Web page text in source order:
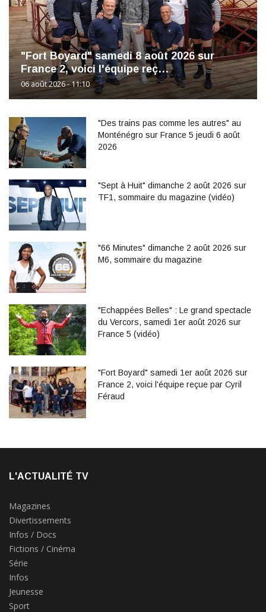
"Fort Boyard" samedi 8 août 2026 sur
France 2, voici l'équipe reç…
06 août 2026 - 11:10
"Des trains pas comme les autres" au
Monténégro sur France 5 jeudi 6 août
2026
"Sept à Huit" dimanche 2 août 2026 sur
TF1, sommaire du magazine (vidéo)
"66 Minutes" dimanche 2 août 2026 sur
M6, sommaire du magazine
"Echappées Belles" : Le grand spectacle
du Vercors, samedi 1er août 2026 sur
France 5 (vidéo)
"Fort Boyard" samedi 1er août 2026 sur
France 2, voici l'équipe reçue par Cyril
Féraud
L'ACTUALITÉ TV
Magazines
Divertissements
Infos / Docs
Fictions / Cinéma
Série
Infos
Jeunesse
Sport